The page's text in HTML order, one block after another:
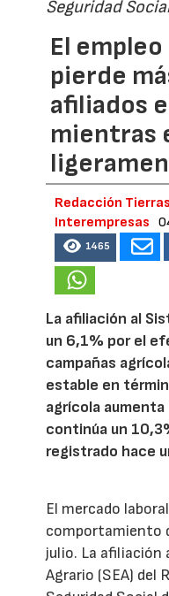
Seguridad
El
pierde
afiliados
mientras
Redacción
Interempresas
1465
La afiliación al
un 6,1% por el
campañas
estable en
agrícola
continúa un
registrado hace
El mercado
comportamiento
julio. La afiliación
Agrario (SEA) del